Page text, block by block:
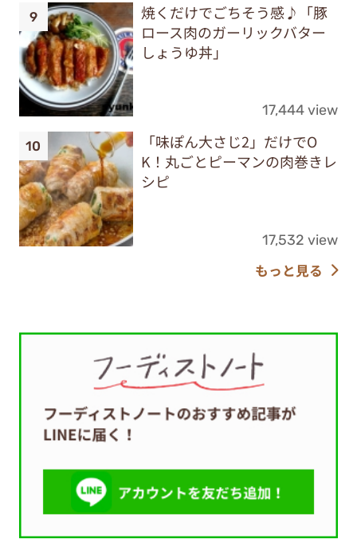
焼くだけでごちそう感♪「豚
ロース肉のガーリックバター
しょうゆ丼」
17,444 view
「味ぽん大さじ2」だけでO
K！丸ごとピーマンの肉巻きレ
シピ
17,532 view
もっと見る